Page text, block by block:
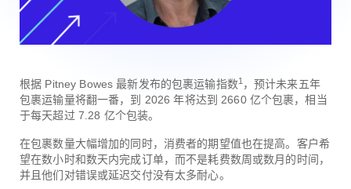
根据 Pitney Bowes 最新发布的包裹运输指数1，预计未来五年
包裹运输量将翻一番，到 2026 年将达到 2660 亿个包裹，相当
于每天超过 7.28 亿个包装。
在包裹数量大幅增加的同时，消费者的期望值也在提高。客户希
望在数小时和数天内完成订单，而不是耗费数周或数月的时间，
并且他们对错误或延迟交付没有太多耐心。